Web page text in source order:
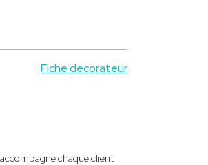
Fiche decorateur
accompagne chaque client